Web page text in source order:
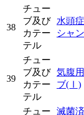
38
チュー
ブ及び
カテー
テル
水頭
シャ
39
チュー
ブ及び
カテー
テル
気腹
ブ(Ⅰ)
チュー
滅菌